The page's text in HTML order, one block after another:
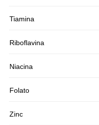
Tiamina
Riboflavina
Niacina
Folato
Zinc